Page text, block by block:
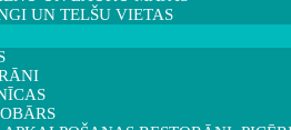
UN TELŠU VIETAS